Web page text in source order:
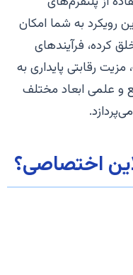
رویکرد به شما امکان
کرده، فرآیندهای
رقابتی پایداری به
و علمی ابعاد مختلف
اختصاصی؟